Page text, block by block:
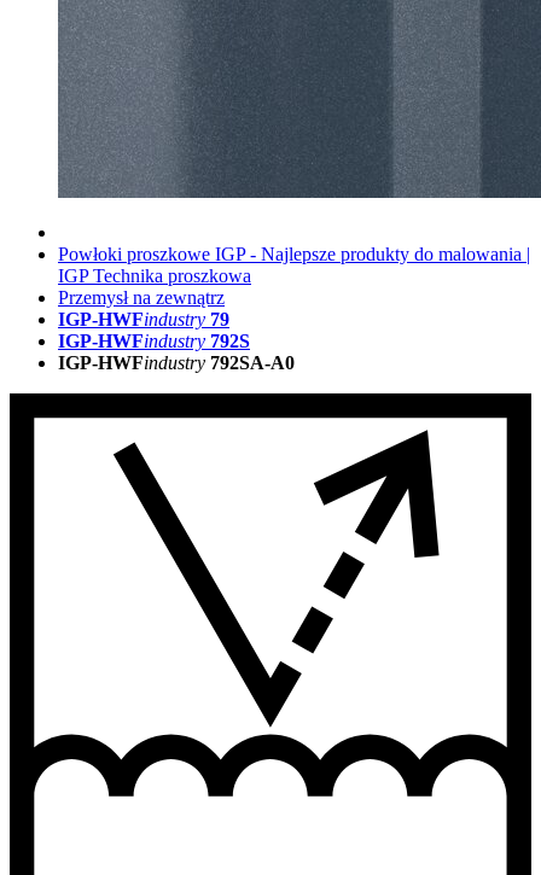
Powłoki proszkowe IGP - Najlepsze produkty do malowania |
IGP Technika proszkowa
Przemysł na zewnątrz
IGP-HWFindustry 79
IGP-HWFindustry 792S
IGP-HWFindustry 792SA-A0